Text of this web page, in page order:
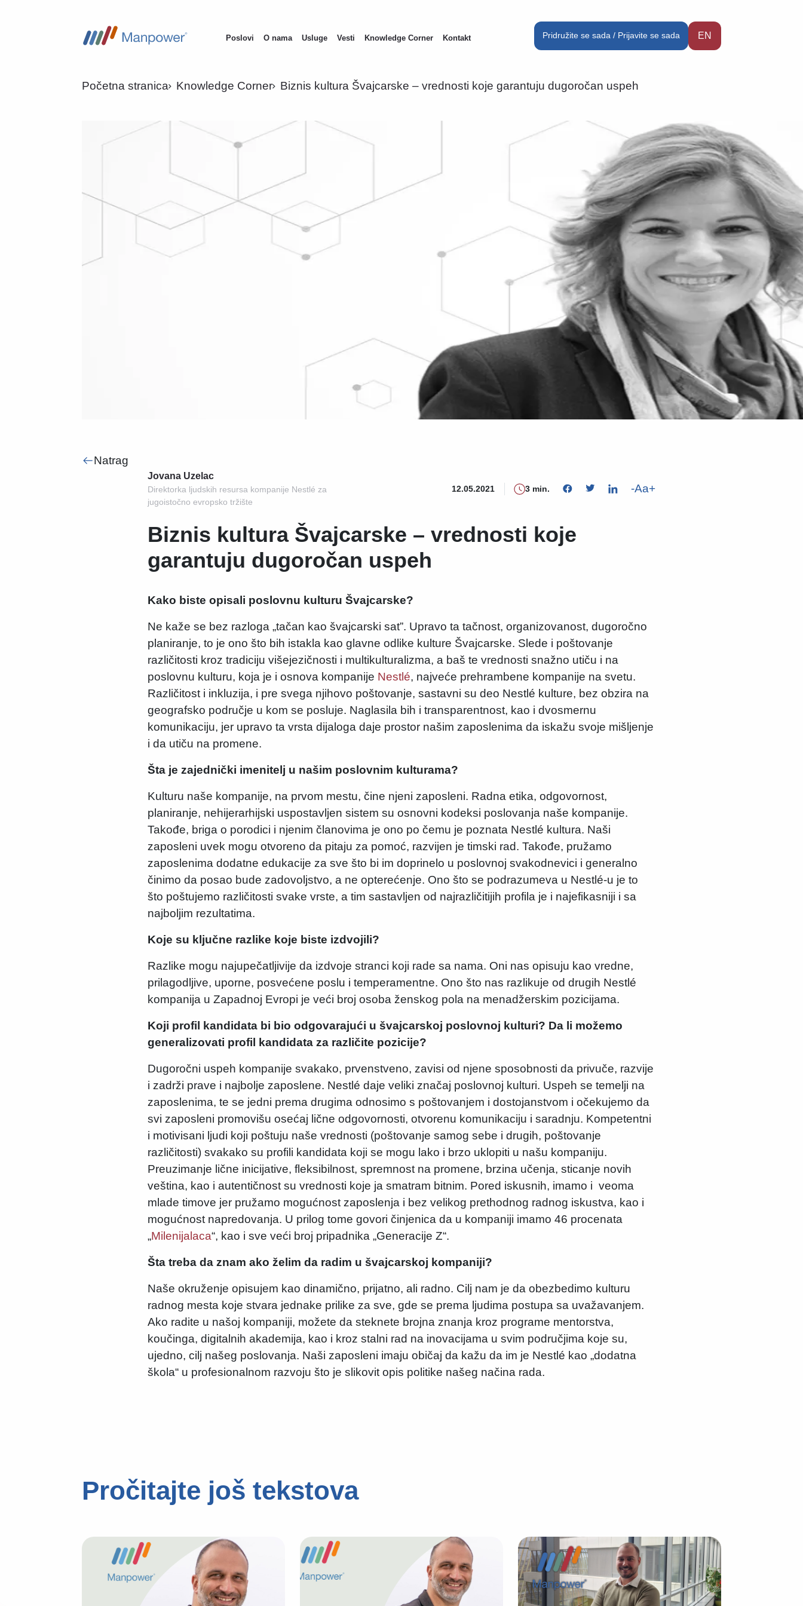
Poslovi O nama Usluge Vesti Knowledge Corner Kontakt Pridružite se sada / Prijavite se sada EN
Početna stranica Knowledge Corner Biznis kultura Švajcarske – vrednosti koje garantuju dugoročan uspeh
Natrag
Jovana Uzelac
Direktorka ljudskih resursa kompanije Nestlé za
jugoistočno evropsko tržište
12.05.2021 3 min. -Aa+
Biznis kultura Švajcarske – vrednosti koje
garantuju dugoročan uspeh
Kako biste opisali poslovnu kulturu Švajcarske?
Ne kaže se bez razloga „tačan kao švajcarski sat”. Upravo ta tačnost, organizovanost, dugoročno
planiranje, to je ono što bih istakla kao glavne odlike kulture Švajcarske. Slede i poštovanje
različitosti kroz tradiciju višejezičnosti i multikulturalizma, a baš te vrednosti snažno utiču i na
poslovnu kulturu, koja je i osnova kompanije Nestlé, najveće prehrambene kompanije na svetu.
Različitost i inkluzija, i pre svega njihovo poštovanje, sastavni su deo Nestlé kulture, bez obzira na
geografsko područje u kom se posluje. Naglasila bih i transparentnost, kao i dvosmernu
komunikaciju, jer upravo ta vrsta dijaloga daje prostor našim zaposlenima da iskažu svoje mišljenje
i da utiču na promene.
Šta je zajednički imenitelj u našim poslovnim kulturama?
Kulturu naše kompanije, na prvom mestu, čine njeni zaposleni. Radna etika, odgovornost,
planiranje, nehijerarhijski uspostavljen sistem su osnovni kodeksi poslovanja naše kompanije.
Takođe, briga o porodici i njenim članovima je ono po čemu je poznata Nestlé kultura. Naši
zaposleni uvek mogu otvoreno da pitaju za pomoć, razvijen je timski rad. Takođe, pružamo
zaposlenima dodatne edukacije za sve što bi im doprinelo u poslovnoj svakodnevici i generalno
činimo da posao bude zadovoljstvo, a ne opterećenje. Ono što se podrazumeva u Nestlé-u je to
što poštujemo različitosti svake vrste, a tim sastavljen od najrazličitijih profila je i najefikasniji i sa
najboljim rezultatima.
Koje su ključne razlike koje biste izdvojili?
Razlike mogu najupečatljivije da izdvoje stranci koji rade sa nama. Oni nas opisuju kao vredne,
prilagodljive, uporne, posvećene poslu i temperamentne. Ono što nas razlikuje od drugih Nestlé
kompanija u Zapadnoj Evropi je veći broj osoba ženskog pola na menadžerskim pozicijama.
Koji profil kandidata bi bio odgovarajući u švajcarskoj poslovnoj kulturi? Da li možemo
generalizovati profil kandidata za različite pozicije?
Dugoročni uspeh kompanije svakako, prvenstveno, zavisi od njene sposobnosti da privuče, razvije
i zadrži prave i najbolje zaposlene. Nestlé daje veliki značaj poslovnoj kulturi. Uspeh se temelji na
zaposlenima, te se jedni prema drugima odnosimo s poštovanjem i dostojanstvom i očekujemo da
svi zaposleni promovišu osećaj lične odgovornosti, otvorenu komunikaciju i saradnju. Kompetentni
i motivisani ljudi koji poštuju naše vrednosti (poštovanje samog sebe i drugih, poštovanje
različitosti) svakako su profili kandidata koji se mogu lako i brzo uklopiti u našu kompaniju.
Preuzimanje lične inicijative, fleksibilnost, spremnost na promene, brzina učenja, sticanje novih
veština, kao i autentičnost su vrednosti koje ja smatram bitnim. Pored iskusnih, imamo i veoma
mlade timove jer pružamo mogućnost zaposlenja i bez velikog prethodnog radnog iskustva, kao i
mogućnost napredovanja. U prilog tome govori činjenica da u kompaniji imamo 46 procenata
„Milenijalaca“, kao i sve veći broj pripadnika „Generacije Z“.
Šta treba da znam ako želim da radim u švajcarskoj kompaniji?
Naše okruženje opisujem kao dinamično, prijatno, ali radno. Cilj nam je da obezbedimo kulturu
radnog mesta koje stvara jednake prilike za sve, gde se prema ljudima postupa sa uvažavanjem.
Ako radite u našoj kompaniji, možete da steknete brojna znanja kroz programe mentorstva,
koučinga, digitalnih akademija, kao i kroz stalni rad na inovacijama u svim područjima koje su,
ujedno, cilj našeg poslovanja. Naši zaposleni imaju običaj da kažu da im je Nestlé kao „dodatna
škola“ u profesionalnom razvoju što je slikovit opis politike našeg načina rada.
Pročitajte još tekstova